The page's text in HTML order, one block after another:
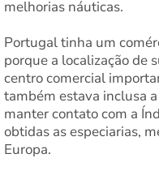
melhorias náuticas.
Portugal tinha um
porque a localização de
centro comercial
também estava inclusa
manter contato com a
obtidas as especiarias,
Europa.